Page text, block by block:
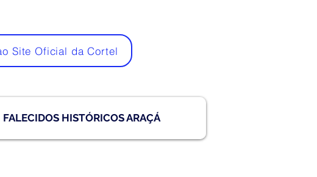
Site Oficial da Cortel
FALECIDOS HISTÓRICOS ARAÇÁ